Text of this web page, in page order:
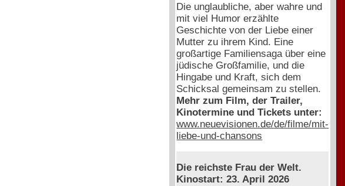
Die unglaubliche, aber wahre und
mit viel Humor erzählte
Geschichte von der Liebe einer
Mutter zu ihrem Kind. Eine
großartige Familiensaga über eine
jüdische Großfamilie, und die
Hingabe und Kraft, sich dem
Schicksal gemeinsam zu stellen.
Mehr zum Film, der Trailer,
Kinotermine und Tickets unter:
www.neuevisionen.de/de/filme/mit-
liebe-und-chansons
Die reichste Frau der Welt.
Kinostart: 23. April 2026